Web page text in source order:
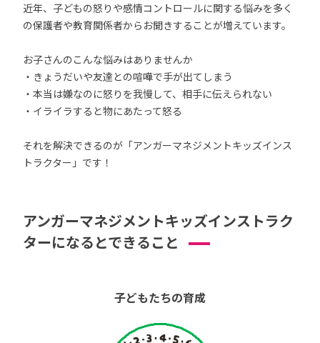
近年、子どもの怒りや感情コントロールに関する悩みを多く
の保護者や教育関係者からお聞きすることが増えています。
お子さんのこんな悩みはありませんか
・きょうだいや友達との喧嘩で手が出てしまう
・本当は嫌なのに怒りを我慢して、相手に伝えられない
・イライラすると物にあたって怒る
それを解決できるのが「アンガーマネジメントキッズインス
トラクター」です！
アンガーマネジメントキッズインストラク
ターになるとできること
子どもたちの育成